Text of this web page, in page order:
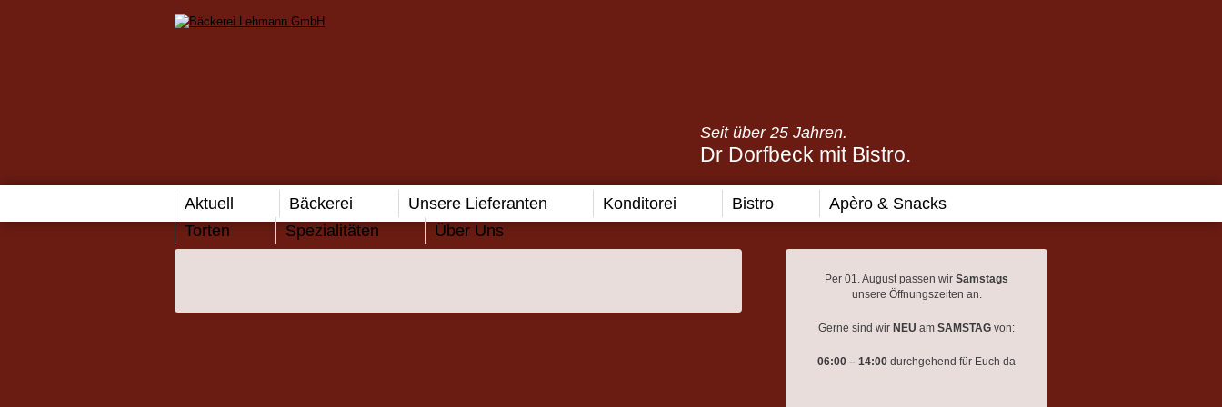
Seit über 25 Jahren.
Dr Dorfbeck mit Bistro.
Aktuell Bäckerei Unsere Lieferanten Konditorei Bistro
Apèro & Snacks
Torten
Spezialitäten Über Uns
Per 01. August passen wir Samstags
unsere Öffnungszeiten an.
Gerne sind wir NEU am SAMSTAG von:
06:00 – 14:00 durchgehend für Euch da